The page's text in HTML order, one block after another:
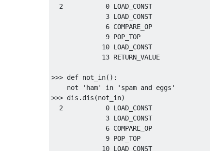
2
0 LOAD_CONST
3 LOAD_CONST
6 COMPARE_OP
9 POP_TOP
10 LOAD_CONST
13 RETURN_VALUE
>>> def not_in():
not
'ham' in
'spam and eggs'
>>> dis . dis (not_in)
2
0 LOAD_CONST
3 LOAD_CONST
6 COMPARE_OP
9 POP_TOP
10 LOAD_CONST